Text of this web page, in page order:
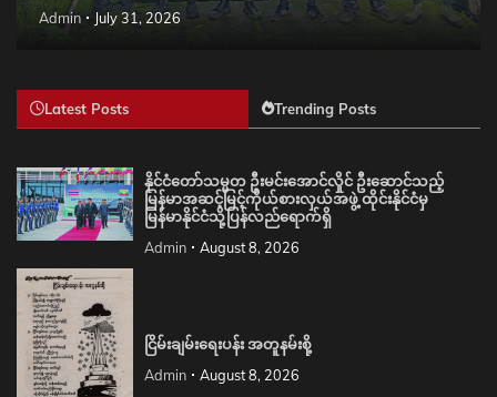
Admin July 31, 2026
Latest Posts Trending Posts
နိုင်ငံတော်သမ္မတ ဦးမင်းအောင်လှိုင် ဦးဆောင်သည့်
မြန်မာအဆင့်မြင့်ကိုယ်စားလှယ်အဖွဲ့ ထိုင်းနိုင်ငံမှ
မြန်မာနိုင်ငံသို့ပြန်လည်ရောက်ရှိ
Admin August 8, 2026
ငြိမ်းချမ်းရေးပန်း အတူနမ်းစို့
Admin August 8, 2026